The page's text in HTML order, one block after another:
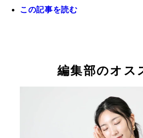
目がしっかり開いていると
この記事を読む
編集部のオス